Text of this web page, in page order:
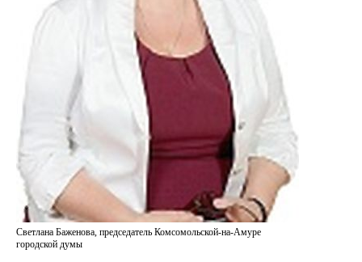
Светлана Баженова, председатель Комсомольской-на-Амуре
городской думы